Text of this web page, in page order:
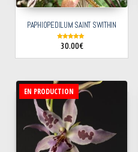
PAPHIOPEDILUM SAINT SWITHIN
Note
5.00
30.00€
EN PRODUCTION